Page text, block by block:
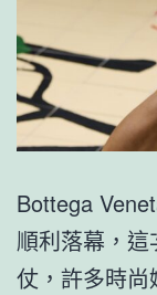
Bottega
順利落幕，
仗，許多時